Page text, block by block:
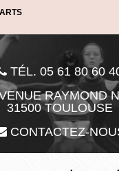
TÉL. 05 61 80 60
RAYMOND
31500 TOULOUSE
CONTACTEZ-